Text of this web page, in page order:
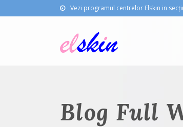
Vezi programul centrelor Elskin in
Blog Full